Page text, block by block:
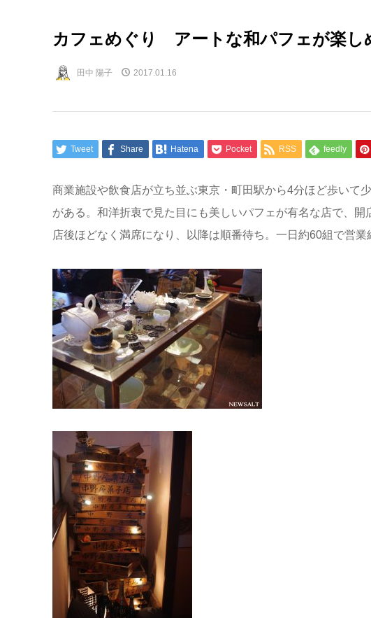
カフェめぐり アートな和パフェが楽し
田中 陽子 2017.01.16
Tweet Share Hatena Pocket RSS feedly
商業施設や飲食店が立ち並ぶ東京・町田駅から4分ほど歩いて
がある。和洋折衷で見た目にも美しいパフェが有名な店で、
店後ほどなく満席になり、以降は順番待ち。一日約60組で営業